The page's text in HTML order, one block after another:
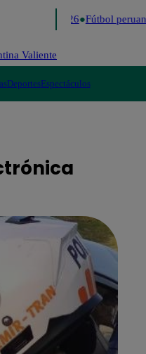
Decide 2026 Fútbol peruano
Valiente
DeportesEspectáculos